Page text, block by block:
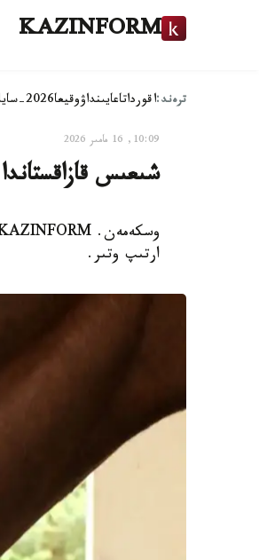
KAZINFORM
ترەند:اقورداتاعايىنداۋوقيعا2026-سايلاۋ
10:09, 16 مامىر 2026
شىعىس
ارتىپ وتىر.